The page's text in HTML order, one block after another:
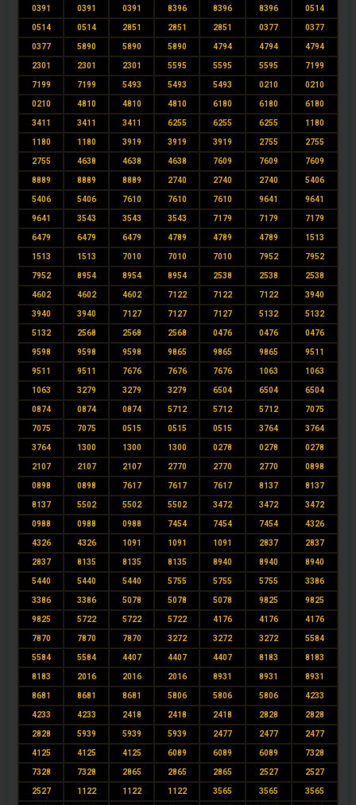
0391 0391 0391 8396 8396 8396 0514
0514 0514 2851 2851 2851 0377 0377
0377 5890 5890 5890 4794 4794 4794
2301 2301 2301 5595 5595 5595 7199
7199 7199 5493 5493 5493 0210 0210
0210 4810 4810 4810 6180 6180 6180
3411 3411 3411 6255 6255 6255 1180
1180 1180 3919 3919 3919 2755 2755
2755 4638 4638 4638 7609 7609 7609
8889 8889 8889 2740 2740 2740 5406
5406 5406 7610 7610 7610 9641 9641
9641 3543 3543 3543 7179 7179 7179
6479 6479 6479 4789 4789 4789 1513
1513 1513 7010 7010 7010 7952 7952
7952 8954 8954 8954 2538 2538 2538
4602 4602 4602 7122 7122 7122 3940
3940 3940 7127 7127 7127 5132 5132
5132 2568 2568 2568 0476 0476 0476
9598 9598 9598 9865 9865 9865 9511
9511 9511 7676 7676 7676 1063 1063
1063 3279 3279 3279 6504 6504 6504
0874 0874 0874 5712 5712 5712 7075
7075 7075 0515 0515 0515 3764 3764
3764 1300 1300 1300 0278 0278 0278
2107 2107 2107 2770 2770 2770 0898
0898 0898 7617 7617 7617 8137 8137
8137 5502 5502 5502 3472 3472 3472
0988 0988 0988 7454 7454 7454 4326
4326 4326 1091 1091 1091 2837 2837
2837 8135 8135 8135 8940 8940 8940
5440 5440 5440 5755 5755 5755 3386
3386 3386 5078 5078 5078 9825 9825
9825 5722 5722 5722 4176 4176 4176
7870 7870 7870 3272 3272 3272 5584
5584 5584 4407 4407 4407 8183 8183
8183 2016 2016 2016 8931 8931 8931
8681 8681 8681 5806 5806 5806 4233
4233 4233 2418 2418 2418 2828 2828
2828 5939 5939 5939 2477 2477 2477
4125 4125 4125 6089 6089 6089 7328
7328 7328 2865 2865 2865 2527 2527
2527 1122 1122 1122 3565 3565 3565